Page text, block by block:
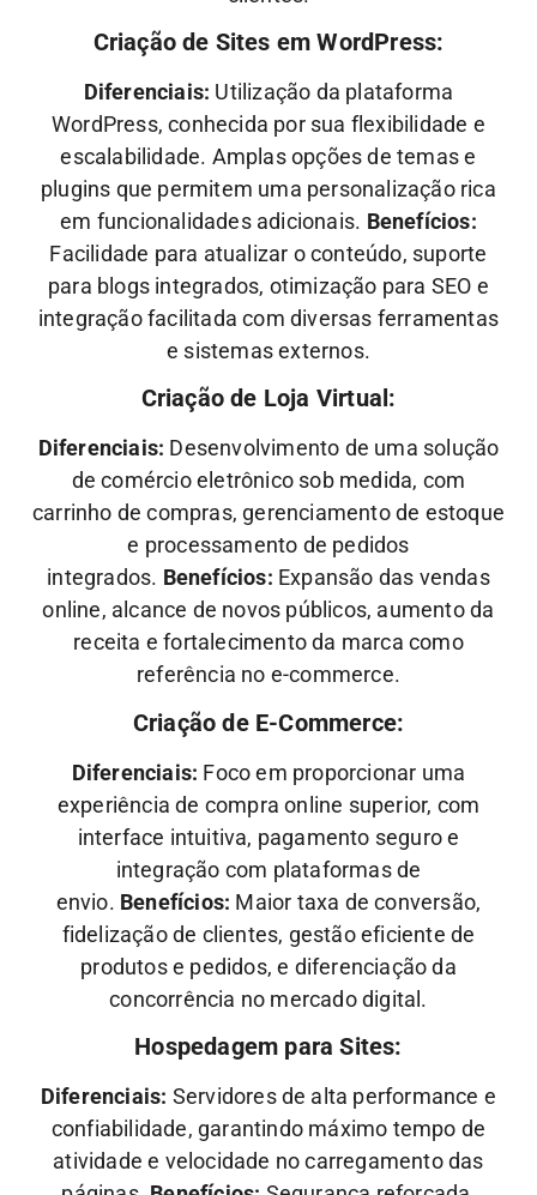
Criação de Sites em WordPress:
Diferenciais: Utilização da plataforma
WordPress, conhecida por sua flexibilidade e
escalabilidade. Amplas opções de temas e
plugins que permitem uma personalização rica
em funcionalidades adicionais. Benefícios:
Facilidade para atualizar o conteúdo, suporte
para blogs integrados, otimização para SEO e
integração facilitada com diversas ferramentas
e sistemas externos.
Criação de Loja Virtual:
Diferenciais: Desenvolvimento de uma solução
de comércio eletrônico sob medida, com
carrinho de compras, gerenciamento de estoque
e processamento de pedidos
integrados. Benefícios: Expansão das vendas
online, alcance de novos públicos, aumento da
receita e fortalecimento da marca como
referência no e-commerce.
Criação de E-Commerce:
Diferenciais: Foco em proporcionar uma
experiência de compra online superior, com
interface intuitiva, pagamento seguro e
integração com plataformas de
envio. Benefícios: Maior taxa de conversão,
fidelização de clientes, gestão eficiente de
produtos e pedidos, e diferenciação da
concorrência no mercado digital.
Hospedagem para Sites:
Diferenciais: Servidores de alta performance e
confiabilidade, garantindo máximo tempo de
atividade e velocidade no carregamento das